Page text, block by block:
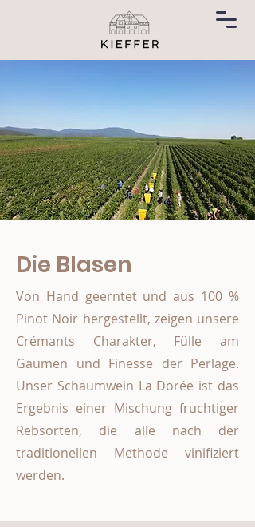
Die Blasen
Von Hand geerntet und aus 100 %
Pinot Noir hergestellt, zeigen unsere
Crémants Charakter, Fülle am
Gaumen und Finesse der Perlage.
Unser Schaumwein La Dorée ist das
Ergebnis einer Mischung fruchtiger
Rebsorten, die alle nach der
traditionellen Methode vinifiziert
werden.